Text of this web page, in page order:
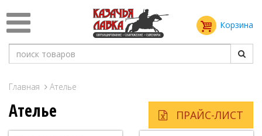
Корзина
Главная Ателье
Ателье ПРАЙС-ЛИСТ